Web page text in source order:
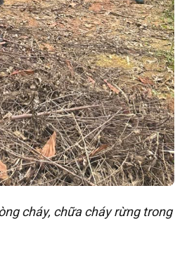
cháy, chữa cháy rừng trong